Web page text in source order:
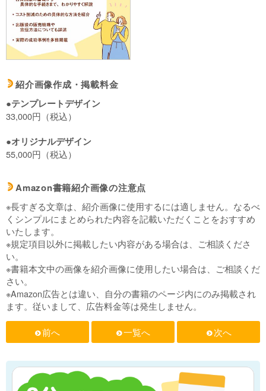
d 紹介画像作成・掲載料金
●テンプレートデザイン
33,000円（税込）
●オリジナルデザイン
55,000円（税込）
d Amazon書籍紹介画像の注意点
※長すぎる文章は、紹介画像に使用するには適しません。なるべ
くシンプルにまとめられた内容を記載いただくことをおすすめ
いたします。
※規定項目以外に掲載したい内容がある場合は、ご相談くださ
い。
※書籍本文中の画像を紹介画像に使用したい場合は、ご相談くだ
さい。
※Amazon広告とは違い、自分の書籍のページ内にのみ掲載され
ます。従いまして、広告料金等は発生しません。
f 前へ f 一覧へ f 次へ